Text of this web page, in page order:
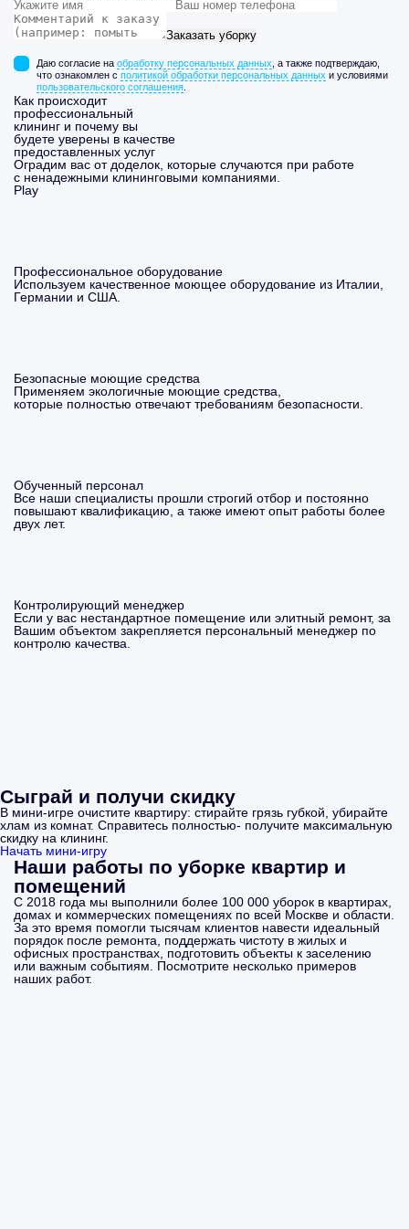
Заказать уборку
Даю согласие на обработку персональных данных , а также подтверждаю,
что ознакомлен с политикой обработки персональных данных и условиями
пользовательского соглашения
Как происходит
профессиональный
клининг и почему вы
будете уверены в качестве
предоставленных услуг
Оградим вас от доделок, которые случаются при работе
с ненадежными клининговыми компаниями.
Play
Профессиональное оборудование
Используем качественное моющее оборудование из Италии,
Германии и США.
Безопасные моющие средства
Применяем экологичные моющие средства,
которые полностью отвечают требованиям безопасности.
Обученный персонал
Все наши специалисты прошли строгий отбор и постоянно
повышают квалификацию, а также имеют опыт работы более
двух лет.
Контролирующий менеджер
Если у вас нестандартное помещение или элитный ремонт, за
Вашим объектом закрепляется персональный менеджер по
контролю качества.
Сыграй и получи скидку
В мини-игре очистите квартиру: стирайте грязь губкой, убирайте
хлам из комнат. Справитесь полностью- получите максимальную
скидку на клининг.
Начать мини-игру
Наши работы по уборке квартир и
помещений
С 2018 года мы выполнили более 100 000 уборок в квартирах,
домах и коммерческих помещениях по всей Москве и области.
За это время помогли тысячам клиентов навести идеальный
порядок после ремонта, поддержать чистоту в жилых и
офисных пространствах, подготовить объекты к заселению
или важным событиям. Посмотрите несколько примеров
наших работ.